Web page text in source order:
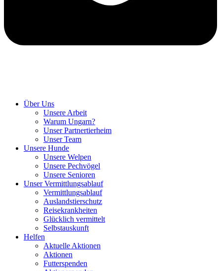
Über Uns
Unsere Arbeit
Warum Ungarn?
Unser Partnertierheim
Unser Team
Unsere Hunde
Unsere Welpen
Unsere Pechvögel
Unsere Senioren
Unser Vermittlungsablauf
Vermittlungsablauf
Auslandstierschutz
Reisekrankheiten
Glücklich vermittelt
Selbstauskunft
Helfen
Aktuelle Aktionen
Aktionen
Futterspenden